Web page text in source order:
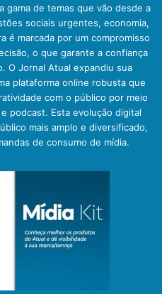
gama de temas que vão desde a
sociais urgentes, economia,
é marcada por um compromisso
o que garante a confiança
O Jornal Atual expandiu sua
plataforma online robusta que
com o público por meio
podcast. Esta evolução digital
mais amplo e diversificado,
de consumo de mídia.